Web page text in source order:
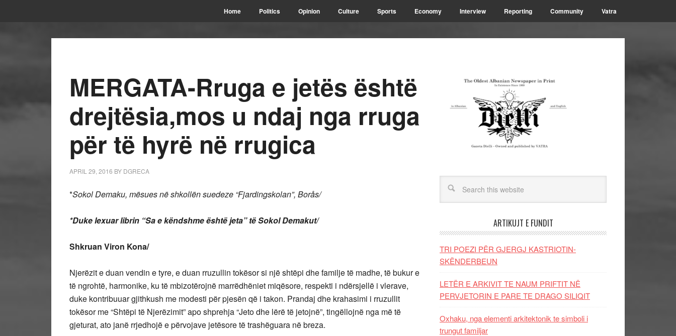
Home Politics Opinion Culture Sports Economy Interview Reporting Community Vatra
MERGATA-Rruga e jetës është
drejtësia,mos u ndaj nga rruga
për të hyrë në rrugica
APRIL 29, 2016 BY DGRECA
*Sokol Demaku, mësues në shkollën suedeze “Fjardingskolan”, Borås/
*Duke lexuar librin “Sa e këndshme është jeta” të Sokol Demakut/
Shkruan Viron Kona/
Njerëzit e duan vendin e tyre, e duan rruzullin tokësor si një shtëpi dhe familje të madhe, të bukur e
të ngrohtë, harmonike, ku të mbizotërojnë marrëdhëniet miqësore, respekti i ndërsjellë i vlerave,
duke kontribuuar gjithkush me modesti për pjesën që i takon. Prandaj dhe krahasimi i rruzullit
tokësor me “Shtëpi të Njerëzimit” apo shprehja “Jeto dhe lërë të jetojnë”, tingëllojnë nga më të
gjeturat, ato janë rrjedhojë e përvojave jetësore të trashëguara në breza.
ARTIKUJT E FUNDIT
TRI POEZI PËR GJERGJ KASTRIOTIN-
SKËNDERBEUN
LETËR E ARKIVIT TE NAUM PRIFTIT NË
PERVJETORIN E PARE TE DRAGO SILIQIT
Oxhaku, nga elementi arkitektonik te simboli i
trungut familjar